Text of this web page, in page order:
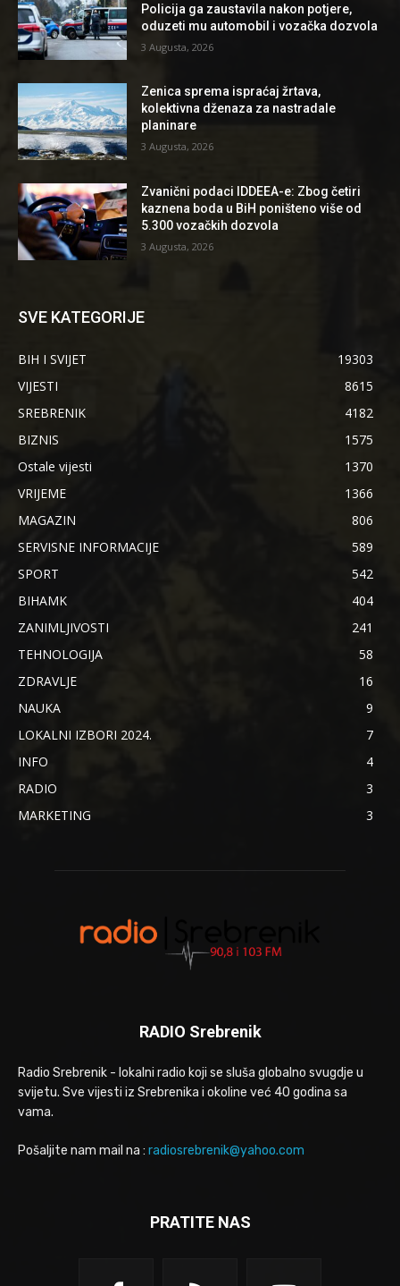
Policija ga zaustavila nakon potjere,
oduzeti mu automobil i vozačka dozvola
3 Augusta, 2026
Zenica sprema ispraćaj žrtava,
kolektivna dženaza za nastradale
planinare
3 Augusta, 2026
Zvanični podaci IDDEEA-e: Zbog četiri
kaznena boda u BiH poništeno više od
5.300 vozačkih dozvola
3 Augusta, 2026
SVE KATEGORIJE
BIH I SVIJET
19303
VIJESTI
8615
SREBRENIK
4182
BIZNIS
1575
Ostale vijesti
1370
VRIJEME
1366
MAGAZIN
806
SERVISNE INFORMACIJE
589
SPORT
542
BIHAMK
404
ZANIMLJIVOSTI
241
TEHNOLOGIJA
58
ZDRAVLJE
16
NAUKA
9
LOKALNI IZBORI 2024.
7
INFO
4
RADIO
3
MARKETING
3
RADIO Srebrenik
Radio Srebrenik - lokalni radio koji se sluša globalno svugdje u
svijetu. Sve vijesti iz Srebrenika i okoline već 40 godina sa
vama.
Pošaljite nam mail na : radiosrebrenik@yahoo.com
PRATITE NAS